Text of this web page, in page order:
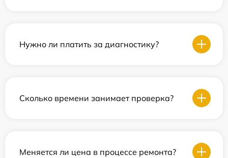
Нужно ли платить за диагностику?
Сколько времени занимает проверка?
Меняется ли цена в процессе ремонта?